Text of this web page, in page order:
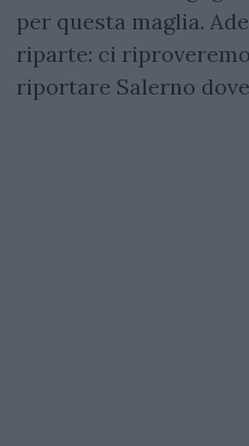
per questa maglia.
riparte: ci
riportare Salerno